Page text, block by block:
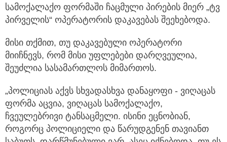
სამოქალაქო ფორმაში ჩაცმული პირების მიერ „ტვ
პირველის“ ოპერატორის დაკავებას შეეხებოდა.
მისი თქმით, თუ დაკავებული ოპერატორი
მიიჩნევს, რომ მისი უფლებები დარღვეულია,
შეუძლია სასამართლოს მიმართოს.
„პოლიციას აქვს სხვადასხვა დანაყოფი - ვიღაცას
ფორმა აცვია, ვიღაცას სამოქალაქო,
ჩვეულებრივი ტანსაცმელი. ისინი ეცნობიან,
როგორც პოლიციელი და წარუდგენენ თავიანთ